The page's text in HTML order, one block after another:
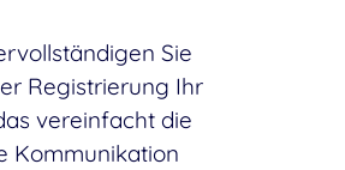
Sie
Registrierung Ihr
vereinfacht die
Kommunikation